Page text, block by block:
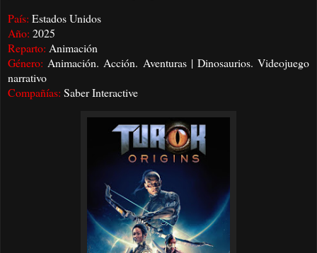
País: Estados Unidos
Año: 2025
Reparto: Animación
Género: Animación. Acción. Aventuras | Dinosaurios. Videojuego
narrativo
Compañías: Saber Interactive